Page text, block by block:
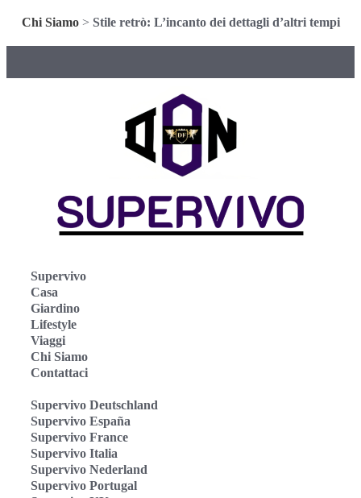
Chi Siamo> Stile retrò: L’incanto dei dettagli d’altri tempi
Supervivo
Casa
Giardino
Lifestyle
Viaggi
Chi Siamo
Contattaci
Supervivo Deutschland
Supervivo España
Supervivo France
Supervivo Italia
Supervivo Nederland
Supervivo Portugal